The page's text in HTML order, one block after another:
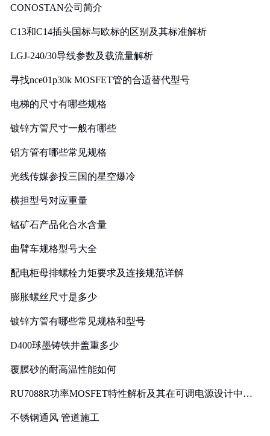
CONOSTAN公司简介
C13和C14插头国标与欧标的区别及其标准解析
LGJ-240/30导线参数及载流量解析
寻找nce01p30k MOSFET管的合适替代型号
电梯的尺寸有哪些规格
镀锌方管尺寸一般有哪些
铝方管有哪些常见规格
光线传媒参投三国的星空爆冷
横担型号对应重量
锰矿石产品化合水含量
曲臂车规格型号大全
配电柜母排螺栓力矩要求及连接规范详解
膨胀螺丝尺寸是多少
镀锌方管有哪些常见规格和型号
D400球墨铸铁井盖重多少
覆膜砂的耐高温性能如何
RU7088R功率MOSFET特性解析及其在可调电源设计中的
不锈钢通风 管道施工